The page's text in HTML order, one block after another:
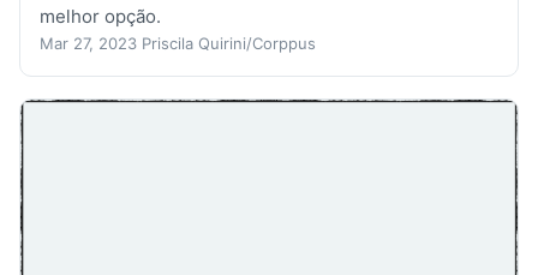
melhor opção.
Mar 27, 2023 Priscila Quirini/Corppus